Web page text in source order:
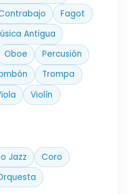
Fagot
Antigua
Oboe
Percusión
Trompa
Violín
Jazz
Coro